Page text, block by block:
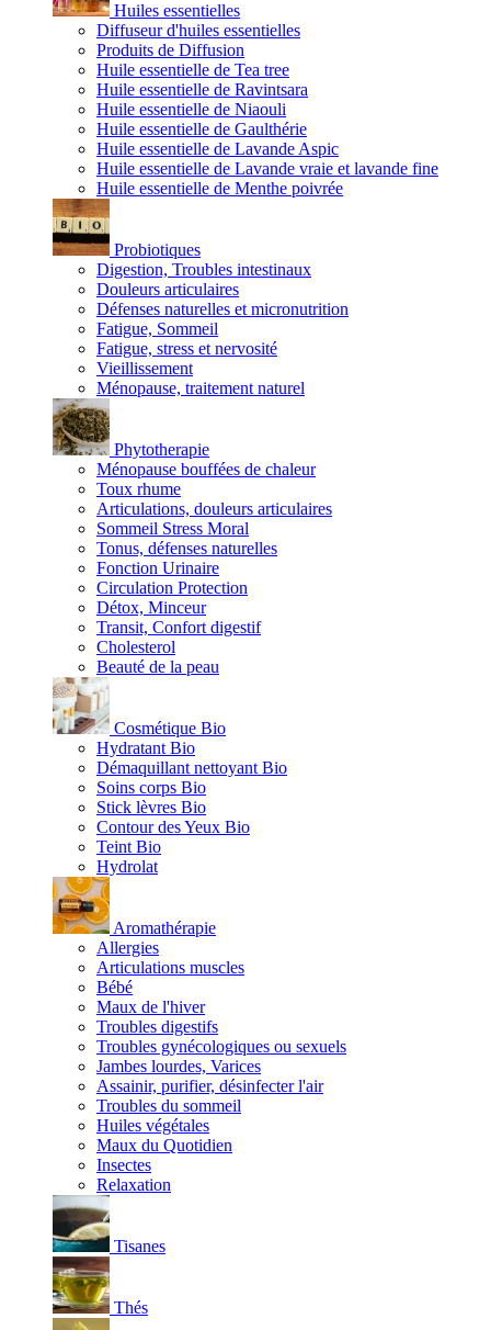
Huiles essentielles
Diffuseur d'huiles essentielles
Produits de Diffusion
Huile essentielle de Tea tree
Huile essentielle de Ravintsara
Huile essentielle de Niaouli
Huile essentielle de Gaulthérie
Huile essentielle de Lavande Aspic
Huile essentielle de Lavande vraie et lavande fine
Huile essentielle de Menthe poivrée
Probiotiques
Digestion, Troubles intestinaux
Douleurs articulaires
Défenses naturelles et micronutrition
Fatigue, Sommeil
Fatigue, stress et nervosité
Vieillissement
Ménopause, traitement naturel
Phytotherapie
Ménopause bouffées de chaleur
Toux rhume
Articulations, douleurs articulaires
Sommeil Stress Moral
Tonus, défenses naturelles
Fonction Urinaire
Circulation Protection
Détox, Minceur
Transit, Confort digestif
Cholesterol
Beauté de la peau
Cosmétique Bio
Hydratant Bio
Démaquillant nettoyant Bio
Soins corps Bio
Stick lèvres Bio
Contour des Yeux Bio
Teint Bio
Hydrolat
Aromathérapie
Allergies
Articulations muscles
Bébé
Maux de l'hiver
Troubles digestifs
Troubles gynécologiques ou sexuels
Jambes lourdes, Varices
Assainir, purifier, désinfecter l'air
Troubles du sommeil
Huiles végétales
Maux du Quotidien
Insectes
Relaxation
Tisanes
Thés